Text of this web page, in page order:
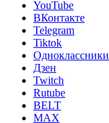
YouTube
ВКонтакте
Telegram
Tiktok
Одноклассники
Дзен
Twitch
Rutube
BELT
MAX